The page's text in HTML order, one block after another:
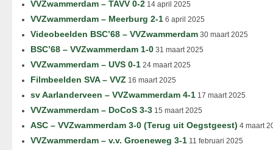
VVZwammerdam – TAVV 0-2 14 april 2025
VVZwammerdam – Meerburg 2-1 6 april 2025
Videobeelden BSC’68 – VVZwammerdam 30 maart 2025
BSC’68 – VVZwammerdam 1-0 31 maart 2025
VVZwammerdam – UVS 0-1 24 maart 2025
Filmbeelden SVA – VVZ 16 maart 2025
sv Aarlanderveen – VVZwammerdam 4-1 17 maart 2025
VVZwammerdam – DoCoS 3-3 15 maart 2025
ASC – VVZwammerdam 3-0 (Terug uit Oegstgeest) 4 maart
VVZwammerdam – v.v. Groeneweg 3-1 11 februari 2025